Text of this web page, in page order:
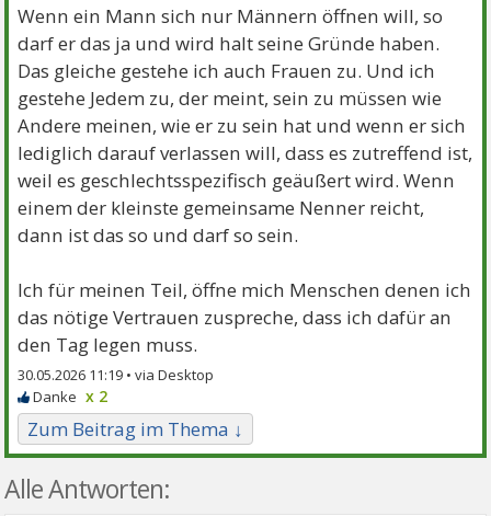
Wenn ein Mann sich nur Männern öffnen will, so
darf er das ja und wird halt seine Gründe haben.
Das gleiche gestehe ich auch Frauen zu. Und ich
gestehe Jedem zu, der meint, sein zu müssen wie
Andere meinen, wie er zu sein hat und wenn er sich
lediglich darauf verlassen will, dass es zutreffend ist,
weil es geschlechtsspezifisch geäußert wird. Wenn
einem der kleinste gemeinsame Nenner reicht,
dann ist das so und darf so sein.
Ich für meinen Teil, öffne mich Menschen denen ich
das nötige Vertrauen zuspreche, dass ich dafür an
den Tag legen muss.
30.05.2026 11:19 •
x 2
Zum Beitrag im Thema ↓
Alle Antworten: